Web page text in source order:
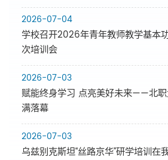
2026-07-04
学校召开2026年青年教师教学基本
次培训会
2026-07-03
赋能终身学习 点亮美好未来——北
满落幕
2026-07-03
乌兹别克斯坦“丝路京华”研学培训在